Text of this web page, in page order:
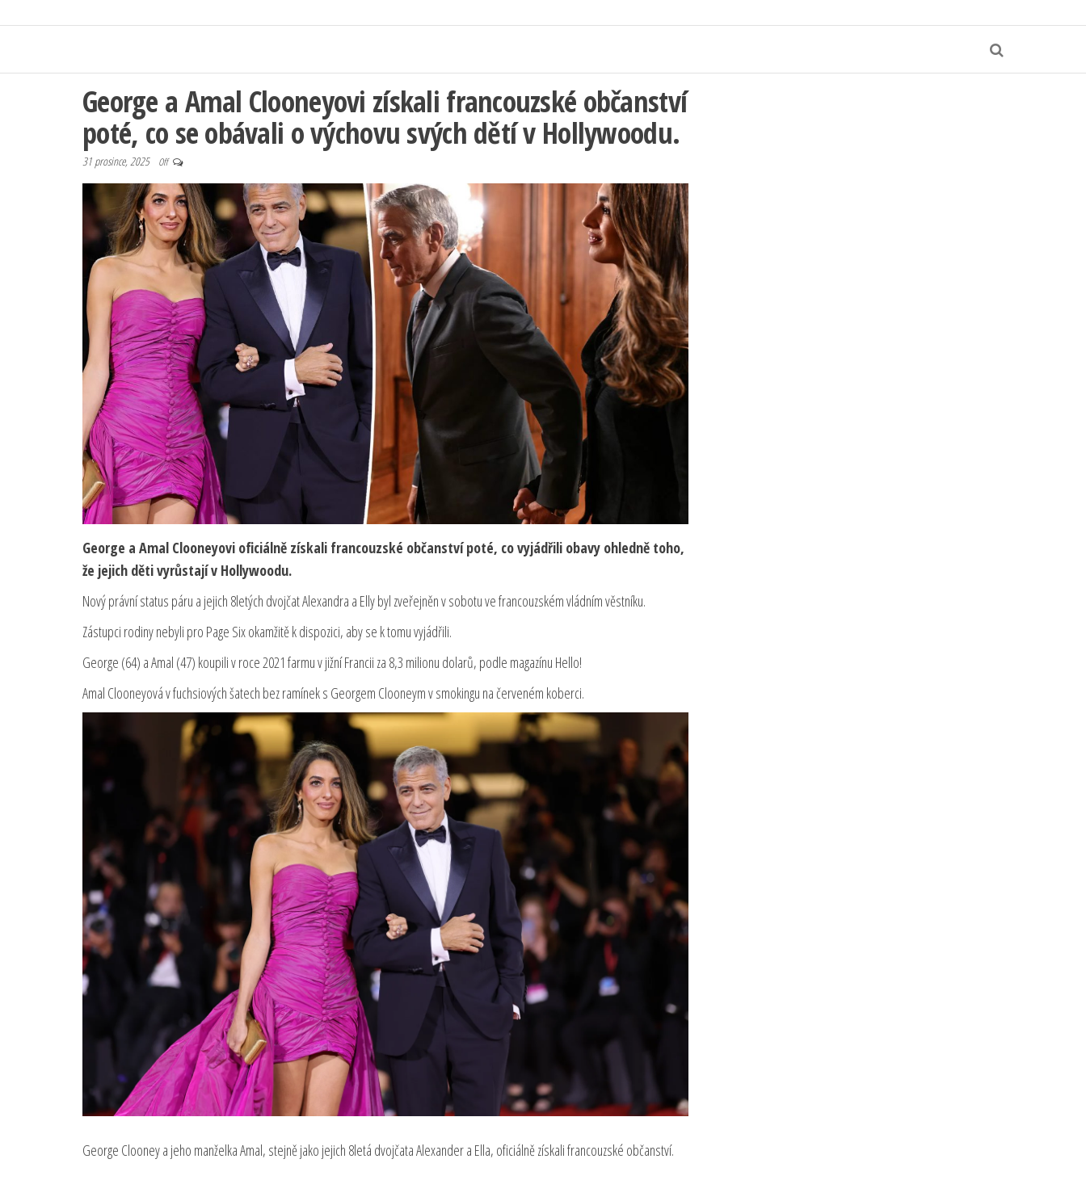
George a Amal Clooneyovi získali francouzské občanství
poté, co se obávali o výchovu svých dětí v Hollywoodu.
31 prosince, 2025 Off
George a Amal Clooneyovi oficiálně získali francouzské občanství poté, co vyjádřili obavy ohledně toho,
že jejich děti vyrůstají v Hollywoodu.
Nový právní status páru a jejich 8letých dvojčat Alexandra a Elly byl zveřejněn v sobotu ve francouzském vládním věstníku.
Zástupci rodiny nebyli pro Page Six okamžitě k dispozici, aby se k tomu vyjádřili.
George (64) a Amal (47) koupili v roce 2021 farmu v jižní Francii za 8,3 milionu dolarů, podle magazínu Hello!
Amal Clooneyová v fuchsiových šatech bez ramínek s Georgem Clooneym v smokingu na červeném koberci.
George Clooney a jeho manželka Amal, stejně jako jejich 8letá dvojčata Alexander a Ella, oficiálně získali francouzské občanství.